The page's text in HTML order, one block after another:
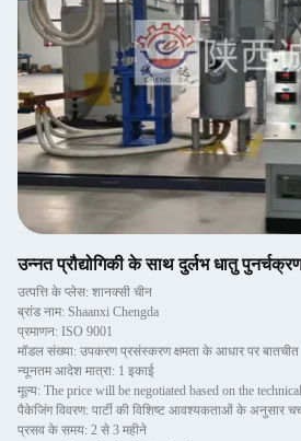
उन्नत प्रौद्योगिकी के साथ दुर्लभ धातु
उत्पत्ति के प्लेस: शानक्सी चीन
ब्रांड नाम: Shaanxi Chengda
प्रमाणन: ISO 9001
मॉडल संख्या: उपकरण प्रसंस्करण क्षमता के आधार पर बातचीत
न्यूनतम आदेश मात्रा: 1 इकाई
पैकेजिंग विवरण: पार्टी की विशिष्ट आवश्यकताओं के अनुसार
प्रसव के समय: 2 से 3 महीने